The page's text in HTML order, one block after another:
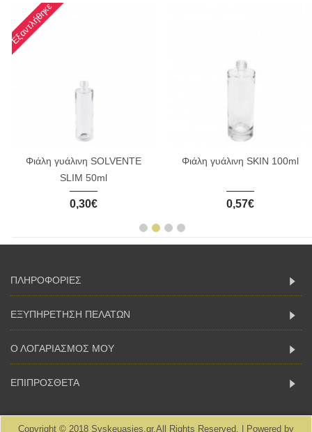
Εξαντλήθηκε
Φιάλη γυάλινη SOLVENTE
SLIM 50ml
0,30€
Φιάλη γυάλινη SKIN 100ml
0,57€
ΠΛΗΡΟΦΟΡΙΕΣ
ΕΞΥΠΗΡΕΤΗΣΗ ΠΕΛΑΤΩΝ
Ο ΛΟΓΑΡΙΑΣΜΟΣ ΜΟΥ
ΕΠΙΠΡΟΣΘΕΤΑ
Copyright © 2018 Syskeuasies.gr.All Rights Reserved. | Powered by